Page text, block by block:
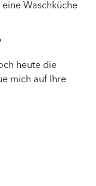
Waschküche
heute die
mich auf Ihre